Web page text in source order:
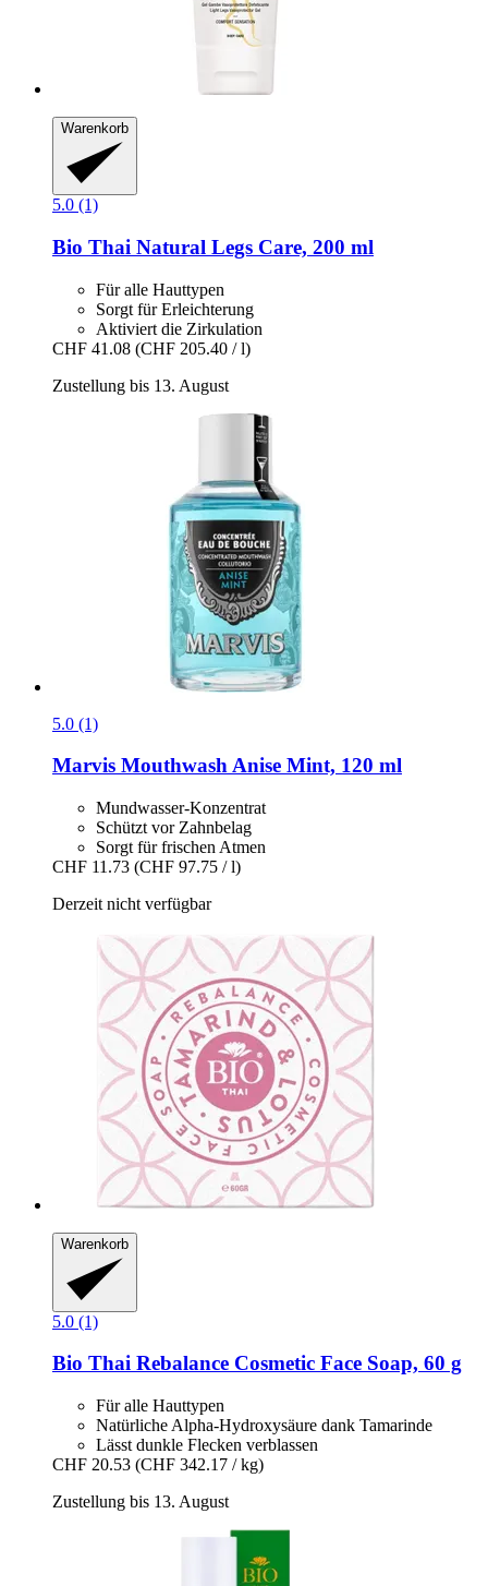
Warenkorb
5.0 (1)
Bio Thai Natural Legs Care, 200 ml
Für alle Hauttypen
Sorgt für Erleichterung
Aktiviert die Zirkulation
CHF 41.08 (CHF 205.40 / l)
Zustellung bis 13. August
5.0 (1)
Marvis Mouthwash Anise Mint, 120 ml
Mundwasser-Konzentrat
Schützt vor Zahnbelag
Sorgt für frischen Atmen
CHF 11.73 (CHF 97.75 / l)
Derzeit nicht verfügbar
Warenkorb
5.0 (1)
Bio Thai Rebalance Cosmetic Face Soap, 60 g
Für alle Hauttypen
Natürliche Alpha-Hydroxysäure dank Tamarinde
Lässt dunkle Flecken verblassen
CHF 20.53 (CHF 342.17 / kg)
Zustellung bis 13. August